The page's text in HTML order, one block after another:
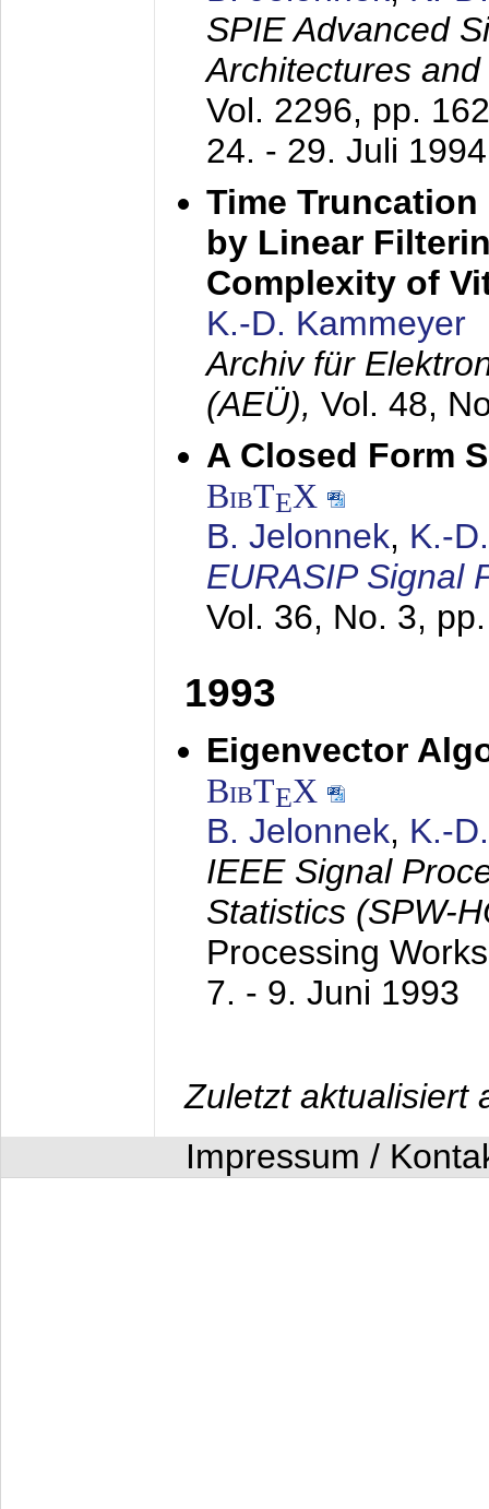
SPIE Advanced
Architectures
Vol. 2296, pp.
24. - 29. Juli 1994
Time
by Linear
Complexity of
K.-D. Kammeyer
Archiv für
(AEÜ), Vol. 48,
A Closed Form
BibTEX
B. Jelonnek, K.-
EURASIP Signal
Vol. 36, No. 3,
1993
Eigenvector
BibTEX
B. Jelonnek, K.-
IEEE Signal
Statistics (SPW-
Processing
7. - 9. Juni 1993
Zuletzt aktualisiert
Impressum /